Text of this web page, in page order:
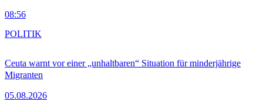
08:56
Ceuta warnt vor einer „unhaltbaren“ Situation für minderjährige
Migranten
05.08.2026
POLITIK